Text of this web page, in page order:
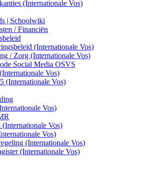
(Internationale Vos)
| Schoolwiki
/ Financiën
(Internationale Vos)
/ Zorg (Internationale Vos)
Social Media OSVS
Vos)
(Internationale Vos)
Vos)
(Internationale Vos)
Vos)
(Internationale Vos)
(Internationale Vos)